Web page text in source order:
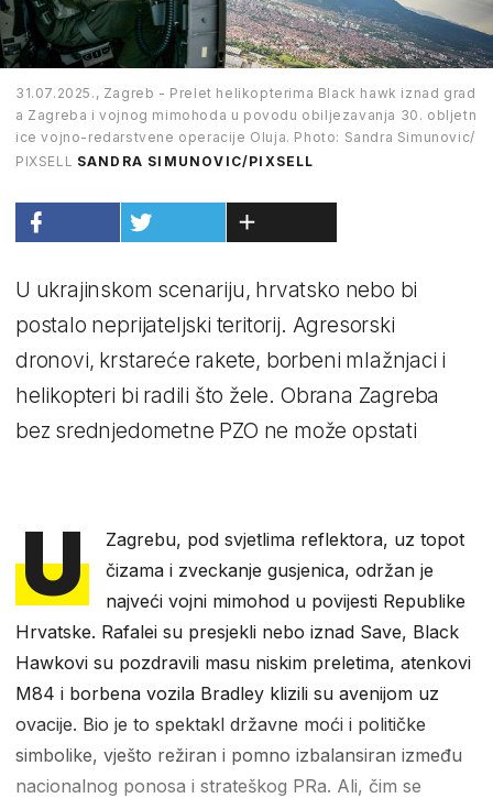
31.07.2025., Zagreb - Prelet helikopterima Black hawk iznad grad
a Zagreba i vojnog mimohoda u povodu obiljezavanja 30. obljetn
ice vojno-redarstvene operacije Oluja. Photo: Sandra Simunovic/
PIXSELL
SANDRA SIMUNOVIC/PIXSELL
U ukrajinskom scenariju, hrvatsko nebo bi
postalo neprijateljski teritorij. Agresorski
dronovi, krstareće rakete, borbeni mlažnjaci i
helikopteri bi radili što žele. Obrana Zagreba
bez srednjedometne PZO ne može opstati
U
Zagrebu, pod svjetlima reflektora, uz topot
čizama i zveckanje gusjenica, održan je
najveći vojni mimohod u povijesti Republike
Hrvatske. Rafalei su presjekli nebo iznad Save, Black
Hawkovi su pozdravili masu niskim preletima, atenkovi
M84 i borbena vozila Bradley klizili su avenijom uz
ovacije. Bio je to spektakl državne moći i političke
simbolike, vješto režiran i pomno izbalansiran između
nacionalnog ponosa i strateškog PRa. Ali, čim se